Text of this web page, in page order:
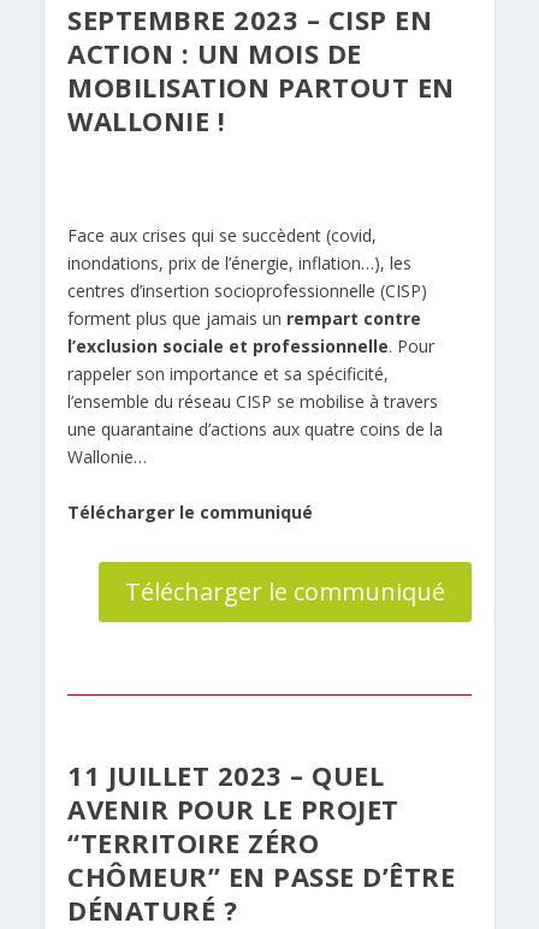
SEPTEMBRE 2023 – CISP EN
ACTION : UN MOIS DE
MOBILISATION PARTOUT EN
WALLONIE !
Face aux crises qui se succèdent (covid,
inondations, prix de l’énergie, inflation…), les
centres d’insertion socioprofessionnelle (CISP)
forment plus que jamais un rempart contre
l’exclusion sociale et professionnelle. Pour
rappeler son importance et sa spécificité,
l’ensemble du réseau CISP se mobilise à travers
une quarantaine d’actions aux quatre coins de la
Wallonie…
Télécharger le communiqué
Télécharger le communiqué
11 JUILLET 2023 – QUEL
AVENIR POUR LE PROJET
“TERRITOIRE ZÉRO
CHÔMEUR” EN PASSE D’ÊTRE
DÉNATURÉ ?